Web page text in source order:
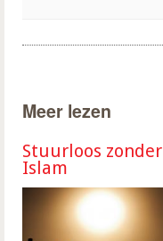
Meer lezen
Stuurloos zonder
Islam